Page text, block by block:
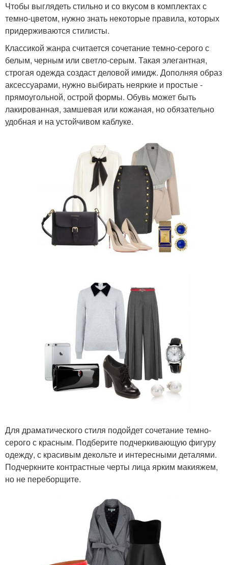
Чтобы выглядеть стильно и со вкусом в комплектах с
темно-цветом, нужно знать некоторые правила, которых
придерживаются стилисты.
Классикой жанра считается сочетание темно-серого с
белым, черным или светло-серым. Такая элегантная,
строгая одежда создаст деловой имидж. Дополняя образ
аксессуарами, нужно выбирать неяркие и простые -
прямоугольной, острой формы. Обувь может быть
лакированная, замшевая или кожаная, но обязательно
удобная и на устойчивом каблуке.
Для драматического стиля подойдет сочетание темно-
серого с красным. Подберите подчеркивающую фигуру
одежду, с красивым декольте и интересными деталями.
Подчеркните контрастные черты лица ярким макияжем,
но не переборщите.